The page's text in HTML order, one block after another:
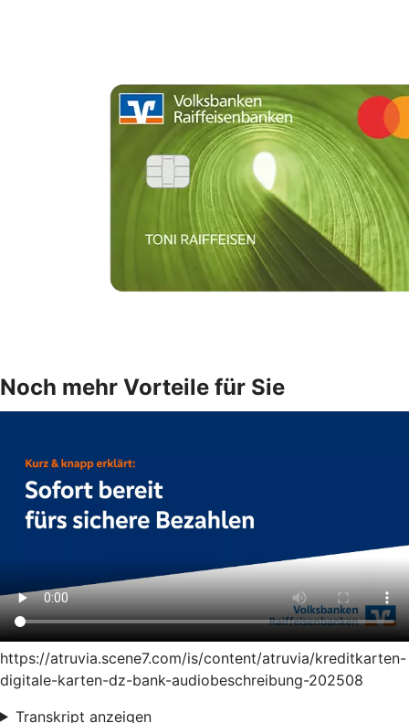
Noch mehr Vorteile für Sie
https://atruvia.scene7.com/is/content/atruvia/kreditkarten-
digitale-karten-dz-bank-audiobeschreibung-202508
Transkript anzeigen